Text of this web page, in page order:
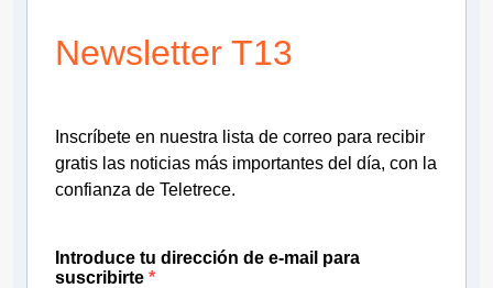
Newsletter T13
Inscríbete en nuestra lista de correo para recibir
gratis las noticias más importantes del día, con la
confianza de Teletrece.
Introduce tu dirección de e-mail para
suscribirte